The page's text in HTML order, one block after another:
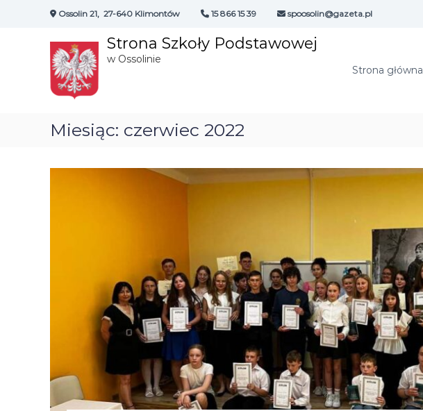
Ossolin 21, 27-640 Klimontów 15 866 15 39 spoosolin@gazeta.pl
Strona Szkoły Podstawowej
w Ossolinie
Strona główna
Miesiąc: czerwiec 2022